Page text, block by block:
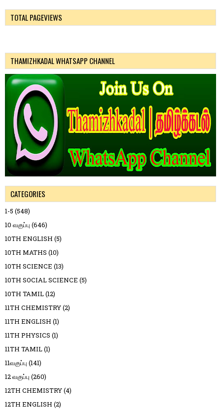
TOTAL PAGEVIEWS
THAMIZHKADAL WHATSAPP CHANNEL
CATEGORIES
1-5 (548)
10 வகுப்பு (646)
10TH ENGLISH (5)
10TH MATHS (10)
10TH SCIENCE (13)
10TH SOCIAL SCIENCE (5)
10TH TAMIL(12)
11TH CHEMISTRY(2)
11TH ENGLISH (1)
11TH PHYSICS (1)
11TH TAMIL(1)
11வகுப்பு (141)
12 வகுப்பு (260)
12TH CHEMISTRY(4)
12TH ENGLISH (2)